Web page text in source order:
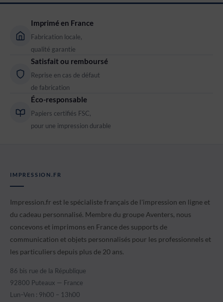
Imprimé en France
Fabrication locale,
qualité garantie
Satisfait ou remboursé
Reprise en cas de défaut
de fabrication
Éco-responsable
Papiers certifiés FSC,
pour une impression durable
IMPRESSION.FR
Impression.fr est le spécialiste français de l'impression en ligne et
du cadeau personnalisé. Membre du groupe Aventers, nous
concevons et imprimons en France des supports de
communication et objets personnalisés pour les professionnels et
les particuliers depuis plus de 20 ans.
86 bis rue de la République
92800 Puteaux — France
Lun–Ven : 9h00 – 13h00